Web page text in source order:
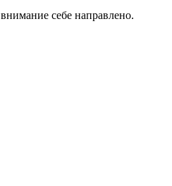
себе направлено.